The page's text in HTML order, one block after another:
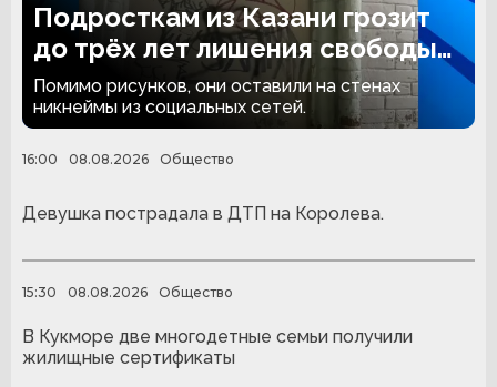
Подросткам из Казани грозит
до трёх лет лишения свободы
за граффити
Помимо рисунков, они оставили на стенах
никнеймы из социальных сетей.
16:00 08.08.2026 Общество
Девушка пострадала в ДТП на Королева.
15:30 08.08.2026 Общество
В Кукморе две многодетные семьи получили
жилищные сертификаты